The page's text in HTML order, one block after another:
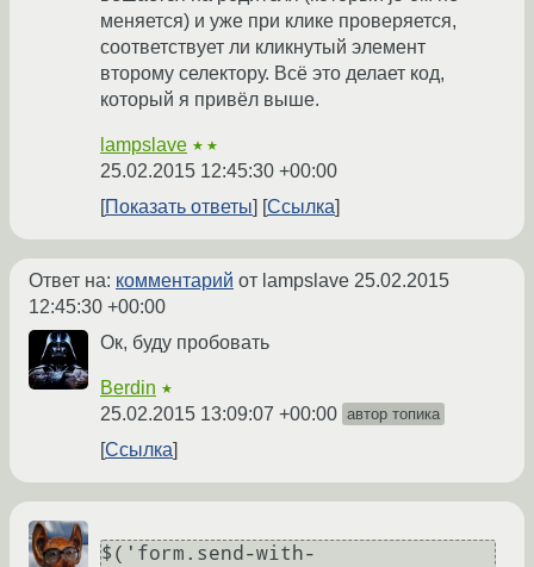
меняется) и уже при клике проверяется,
соответствует ли кликнутый элемент
второму селектору. Всё это делает код,
который я привёл выше.
lampslave ★★
25.02.2015 12:45:30 +00:00
Показать ответы
Ссылка
Ответ на: комментарий от lampslave 25.02.2015
12:45:30 +00:00
Ок, буду пробовать
Berdin ★
25.02.2015 13:09:07 +00:00 автор топика
Ссылка
$('form.send-with-